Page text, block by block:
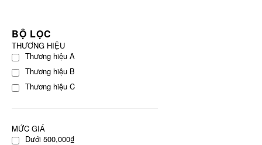
BỘ LỌC
THƯƠNG HIỆU
Thương hiệu A
Thương hiệu B
Thương hiệu C
MỨC GIÁ
Dưới 500,000₫